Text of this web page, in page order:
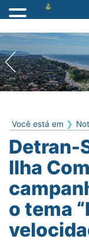
Você está em
Detran-
Ilha
o tema